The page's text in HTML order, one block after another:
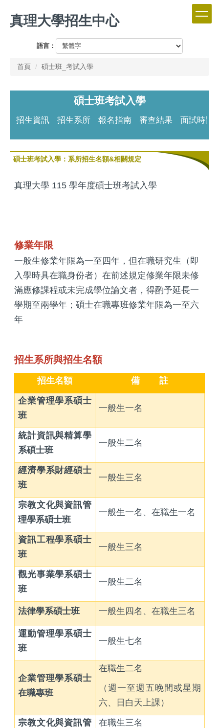
到
主真理大學招生中心
語言：
首頁 碩士班_考試入學
碩士班考試入學
招生資訊 招生系所 報名指南 審查結果 面試時間
碩士班考試入學：系所招生名額&相關規定
真理大學 115 學年度碩士班考試入學
修業年限
一般生修業年限為一至四年，但在職研究生（即
入學時具在職身份者）在前述規定修業年限未修
滿應修課程或未完成學位論文者，得酌予延長一
學期至兩學年；碩士在職專班修業年限為一至六
年
招生系所與招生名額
招生名額 備 註
企業管理學系碩士
班
一般生一名
統計資訊與精算學
系碩士班
一般生二名
經濟學系財經碩士
班
一般生三名
宗教文化與資訊管
理學系碩士班
一般生一名、在職生一名
資訊工程學系碩士
班
一般生三名
觀光事業學系碩士
班
一般生二名
法律學系碩士班 一般生四名、在職生三名
運動管理學系碩士
班
一般生七名
企業管理學系碩士
在職專班
在職生二名
（週一至週五晚間或星期
六、日白天上課）
宗教文化與資訊管
在職生三名